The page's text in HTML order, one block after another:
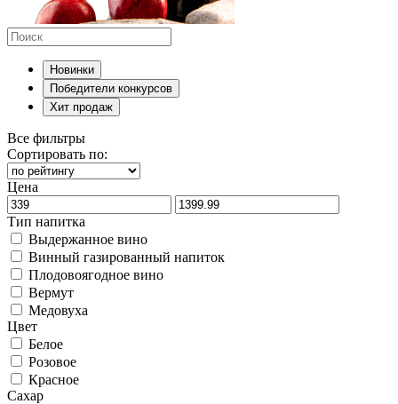
Новинки
Победители конкурсов
Хит продаж
Все фильтры
Сортировать по:
Цена
Тип напитка
Выдержанное вино
Винный газированный напиток
Плодовоягодное вино
Вермут
Медовуха
Цвет
Белое
Розовое
Красное
Сахар